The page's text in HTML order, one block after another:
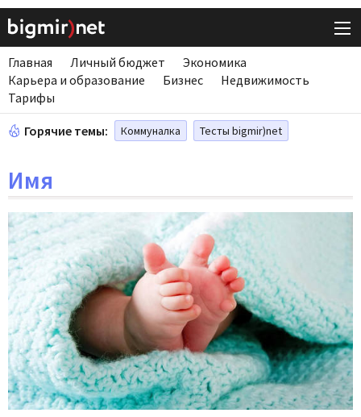
Главная Личный бюджет
Экономика
Карьера и образование
Бизнес
Недвижимость
Тарифы
Горячие темы: Коммуналка Тесты bigmir)net
Имя